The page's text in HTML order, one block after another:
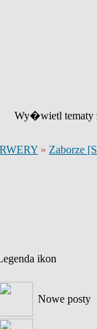
Wy�wietl tematy
» Zaborze
ikon
Nowe posty